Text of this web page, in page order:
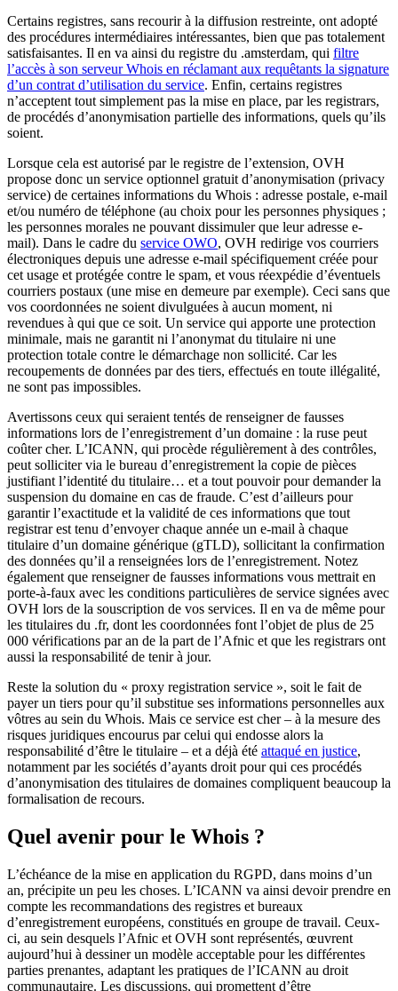
Certains registres, sans recourir à la diffusion restreinte, ont adopté
des procédures intermédiaires intéressantes, bien que pas totalement
satisfaisantes. Il en va ainsi du registre du .amsterdam, qui filtre
l’accès à son serveur Whois en réclamant aux requêtants la signature
d’un contrat d’utilisation du service. Enfin, certains registres
n’acceptent tout simplement pas la mise en place, par les registrars,
de procédés d’anonymisation partielle des informations, quels qu’ils
soient.
Lorsque cela est autorisé par le registre de l’extension, OVH
propose donc un service optionnel gratuit d’anonymisation (privacy
service) de certaines informations du Whois : adresse postale, e-mail
et/ou numéro de téléphone (au choix pour les personnes physiques ;
les personnes morales ne pouvant dissimuler que leur adresse e-
mail). Dans le cadre du service OWO, OVH redirige vos courriers
électroniques depuis une adresse e-mail spécifiquement créée pour
cet usage et protégée contre le spam, et vous réexpédie d’éventuels
courriers postaux (une mise en demeure par exemple). Ceci sans que
vos coordonnées ne soient divulguées à aucun moment, ni
revendues à qui que ce soit. Un service qui apporte une protection
minimale, mais ne garantit ni l’anonymat du titulaire ni une
protection totale contre le démarchage non sollicité. Car les
recoupements de données par des tiers, effectués en toute illégalité,
ne sont pas impossibles.
Avertissons ceux qui seraient tentés de renseigner de fausses
informations lors de l’enregistrement d’un domaine : la ruse peut
coûter cher. L’ICANN, qui procède régulièrement à des contrôles,
peut solliciter via le bureau d’enregistrement la copie de pièces
justifiant l’identité du titulaire… et a tout pouvoir pour demander la
suspension du domaine en cas de fraude. C’est d’ailleurs pour
garantir l’exactitude et la validité de ces informations que tout
registrar est tenu d’envoyer chaque année un e-mail à chaque
titulaire d’un domaine générique (gTLD), sollicitant la confirmation
des données qu’il a renseignées lors de l’enregistrement. Notez
également que renseigner de fausses informations vous mettrait en
porte-à-faux avec les conditions particulières de service signées avec
OVH lors de la souscription de vos services. Il en va de même pour
les titulaires du .fr, dont les coordonnées font l’objet de plus de 25
000 vérifications par an de la part de l’Afnic et que les registrars ont
aussi la responsabilité de tenir à jour.
Reste la solution du « proxy registration service », soit le fait de
payer un tiers pour qu’il substitue ses informations personnelles aux
vôtres au sein du Whois. Mais ce service est cher – à la mesure des
risques juridiques encourus par celui qui endosse alors la
responsabilité d’être le titulaire – et a déjà été attaqué en justice,
notamment par les sociétés d’ayants droit pour qui ces procédés
d’anonymisation des titulaires de domaines compliquent beaucoup la
formalisation de recours.
Quel avenir pour le Whois ?
L’échéance de la mise en application du RGPD, dans moins d’un
an, précipite un peu les choses. L’ICANN va ainsi devoir prendre en
compte les recommandations des registres et bureaux
d’enregistrement européens, constitués en groupe de travail. Ceux-
ci, au sein desquels l’Afnic et OVH sont représentés, œuvrent
aujourd’hui à dessiner un modèle acceptable pour les différentes
parties prenantes, adaptant les pratiques de l’ICANN au droit
communautaire. Les discussions, qui promettent d’être